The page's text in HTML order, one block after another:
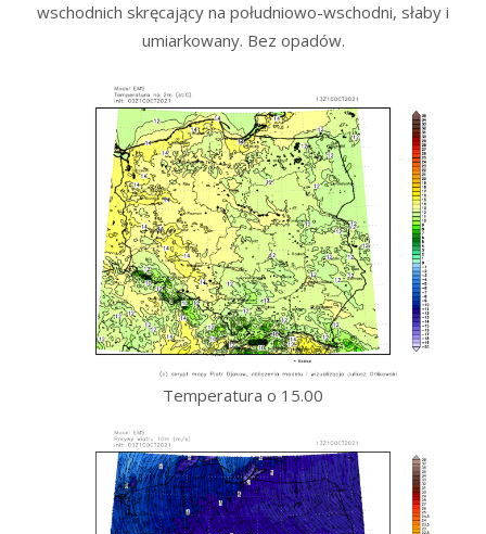
wschodnich skręcający na południowo-wschodni, słaby i
umiarkowany. Bez opadów.
Temperatura o 15.00